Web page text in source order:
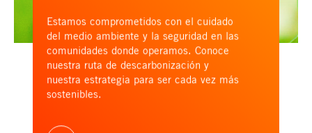
Estamos comprometidos con el cuidado
del medio ambiente y la seguridad en las
comunidades donde operamos. Conoce
nuestra ruta de descarbonización y
nuestra estrategia para ser cada vez más
sostenibles.